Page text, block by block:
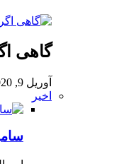
گاهی
آوریل 9, 2020
اخیر